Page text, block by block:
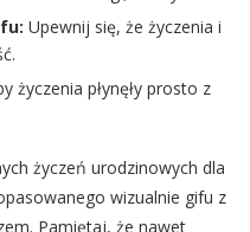
Upewnij się, że życzenia i
życzenia płynęły prosto z
życzeń urodzinowych dla
wizualnie gifu z
Pamiętaj, że nawet